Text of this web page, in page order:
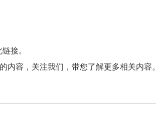
接。
内容，关注我们，带您了解更多相关内容